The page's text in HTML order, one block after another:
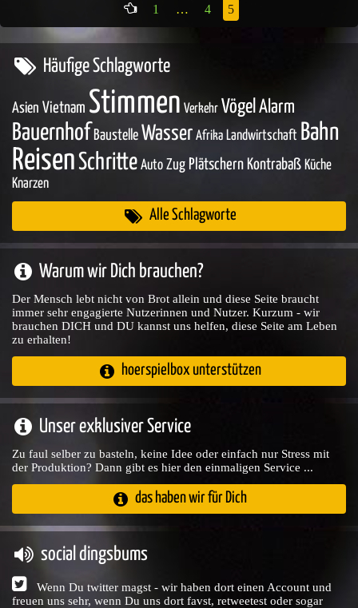
1 … 4 5
Häufige Schlagworte
Asien Vietnam Stimmen Verkehr Vögel Alarm
Bauernhof Baustelle Wasser Afrika Landwirtschaft Bahn
ReisenSchritte Auto Zug Plätschern Kontrabaß Küche
Knarzen
Alle Schlagworte
Warum wir Dich brauchen?
Der Mensch lebt nicht von Brot allein und diese Seite braucht
immer sehr engagierte Nutzerinnen und Nutzer. Kurzum - wir
brauchen DICH und DU kannst uns helfen, diese Seite am Leben
zu erhalten!
hoerspielbox unterstützen
Unser exklusiver Service
Zu faul selber zu basteln, keine Idee oder einfach nur Stress mit
der Produktion? Dann gibt es hier den einmaligen Service ...
das haben wir für Dich
social dingsbums
Wenn Du twitter magst - wir haben dort einen Account und
freuen uns sehr, wenn Du uns dort favst, retweetest oder sogar